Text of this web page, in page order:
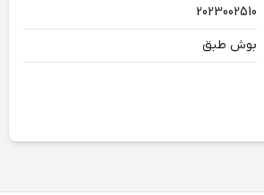
2023002510
بوش طبق